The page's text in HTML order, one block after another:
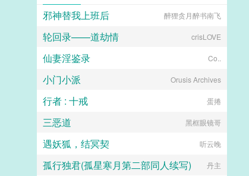
邪神替我上班后
醉狸贪月醉书南飞
轮回录——道劫情 crisLOVE
仙妻淫鉴录 Co..
小门小派 Orusis Archives
行者 : 十戒 蛋捲
三恶道 黑框眼镜哥
遇妖狐，结冥契 听云晚
孤行独君(孤星寒月第二部同人续写) 丹主